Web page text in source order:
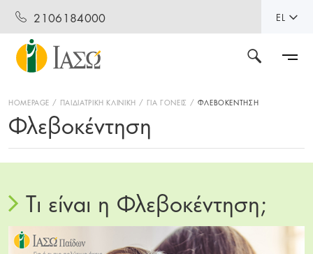
2106184000 EL
HOMEPAGE ΠΑΙΔΙΑΤΡΙΚΗ ΚΛΙΝΙΚΗ ΓΙΑ ΓΟΝΕΙΣ ΦΛΕΒΟΚΕΝΤΗΣΗ
Φλεβοκέντηση
Tι είναι η Φλεβοκέντηση;